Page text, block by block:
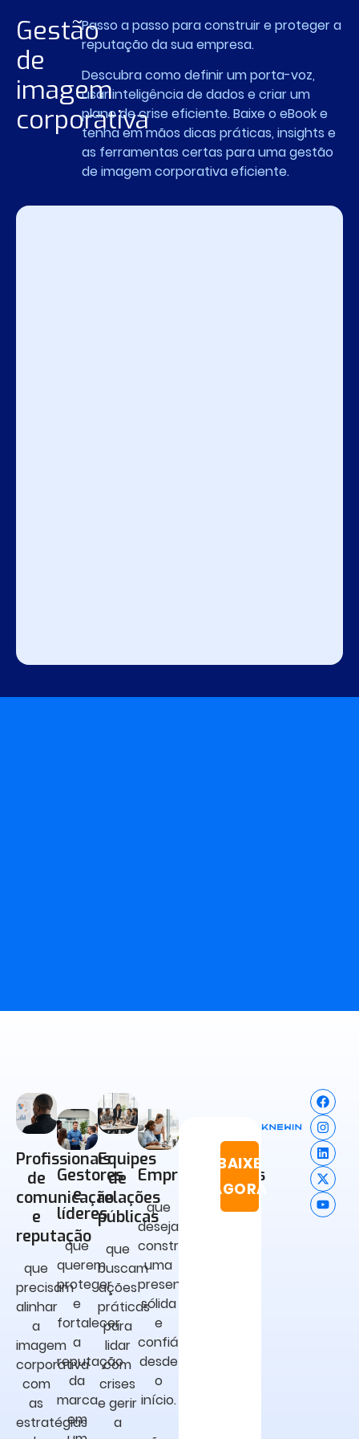
Gestão
de
imagem
corporativa
Passo a passo para construir e proteger a
reputação da sua empresa.
Descubra como definir um porta-voz,
usar inteligência de dados e criar um
plano de crise eficiente. Baixe o eBook e
tenha em mãos dicas práticas, insights e
as ferramentas certas para uma gestão
de imagem corporativa eficiente.
Profissionais
de
comunicação
e
reputação
que
precisam
alinhar
a
imagem
corporativa
com
as
estratégias
Gestores
e
líderes
que
querem
proteger
e
fortalecer
a
reputação
da
marca
em
Equipes
de
relações
públicas
que
buscam
ações
práticas
para
lidar
com
crises
e gerir
a
Empreendedores
que
desejam
construir
uma
presença
sólida
e
confiável
desde
o
início.
BAIXE
AGORA